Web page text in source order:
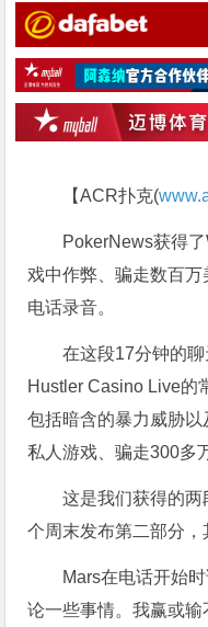
【ACR扑克(
PokerNews获得
戏中作弊、骗走数百
电话录音。
在这段17分钟的
Hustler Casino Live的
包括暗含的暴力威胁
私人游戏、骗走300多
这是我们获得的
个周末发布第二部分，
Mars在电话开始
论一些事情。我赢或